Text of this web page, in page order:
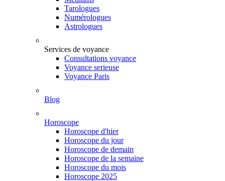
Tarologues
Numérologues
Astrologues
Services de voyance
Consultations voyance
Voyance serieuse
Voyance Paris
Blog
Horoscope
Horoscope d'hier
Horoscope du jour
Horoscope de demain
Horoscope de la semaine
Horoscope du mois
Horoscope 2025